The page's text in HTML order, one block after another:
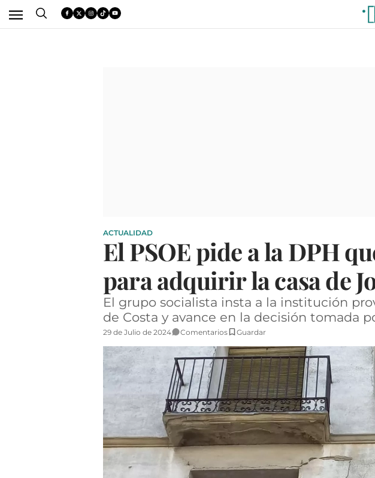
ACTUALIDAD
El PSOE pide a la DPH
para adquirir la casa de
El grupo socialista insta a la institución
de Costa y avance en la decisión tomada
29 de Julio de 2024 Comentarios Guardar